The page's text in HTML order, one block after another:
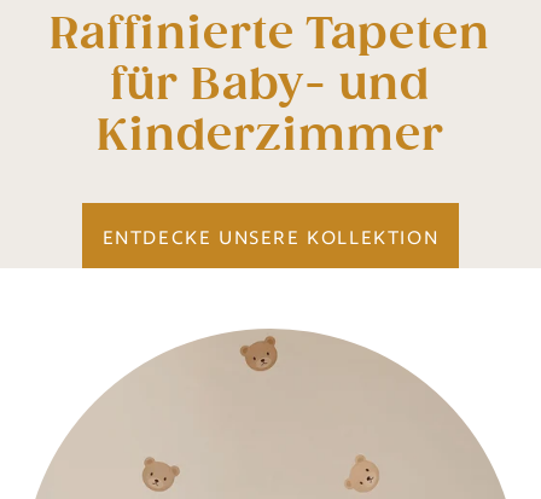
Raffinierte Tapeten
für Baby- und
Kinderzimmer
ENTDECKE UNSERE KOLLEKTION